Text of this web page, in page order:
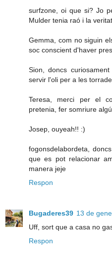
surfzone, oi que si? Jo
Mulder tenia raó i la
Gemma, com no siguin
soc conscient d'haver
Sion, doncs
servir l'oli per a les
Teresa, merci per el
pretenia, fer somriure
Josep, ouyeah!! :)
fogonsdelabordeta,
que es pot relacionar
manera jeje
Respon
Bugaderes39 13 de
Uff, sort que a casa no
Respon